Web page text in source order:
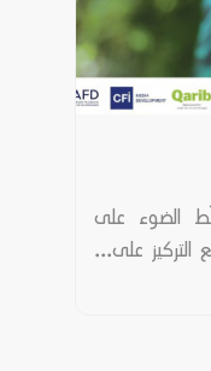
الضوء على
على...